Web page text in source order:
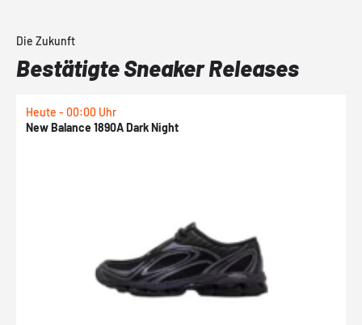
Die Zukunft
Bestätigte Sneaker Releases
Heute - 00:00 Uhr
New Balance 1890A Dark Night